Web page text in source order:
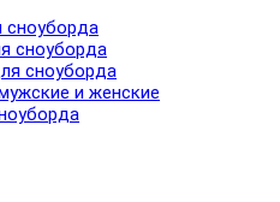
сноуборда
сноуборда
сноуборда
и женские